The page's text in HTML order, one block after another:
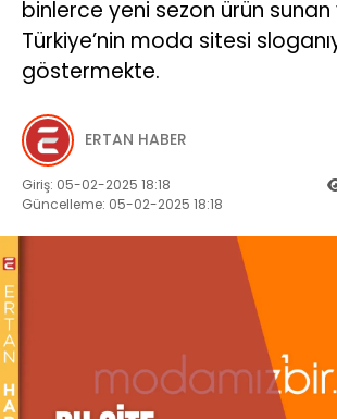
binlerce yeni sezon ürün sunan
Türkiye’nin moda sitesi
göstermekte.
ERTAN HABER
Giriş: 05-02-2025 18:18
Güncelleme: 05-02-2025 18:18